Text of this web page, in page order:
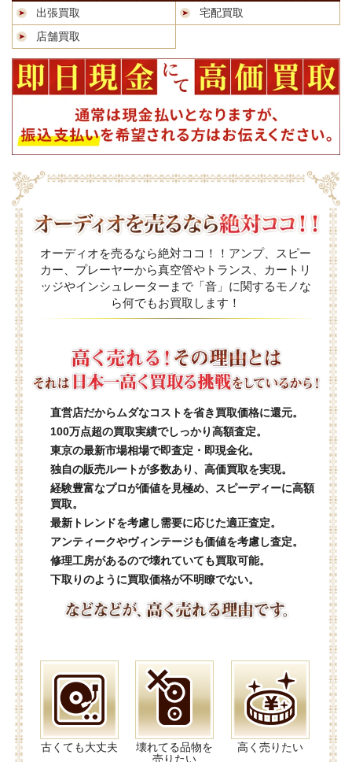
出張買取
宅配買取
店舗買取
オーディオを売るなら絶対ココ！！アンプ、スピー
カー、プレーヤーから真空管やトランス、カートリ
ッジやインシュレーターまで「音」に関するモノな
ら何でもお買取します！
直営店だからムダなコストを省き買取価格に還元。
100万点超の買取実績でしっかり高額査定。
東京の最新市場相場で即査定・即現金化。
独自の販売ルートが多数あり、高価買取を実現。
経験豊富なプロが価値を見極め、スピーディーに高額
買取。
最新トレンドを考慮し需要に応じた適正査定。
アンティークやヴィンテージも価値を考慮し査定。
修理工房があるので壊れていても買取可能。
下取りのように買取価格が不明瞭でない。
古くても大丈夫
壊れてる品物を
売りたい
高く売りたい